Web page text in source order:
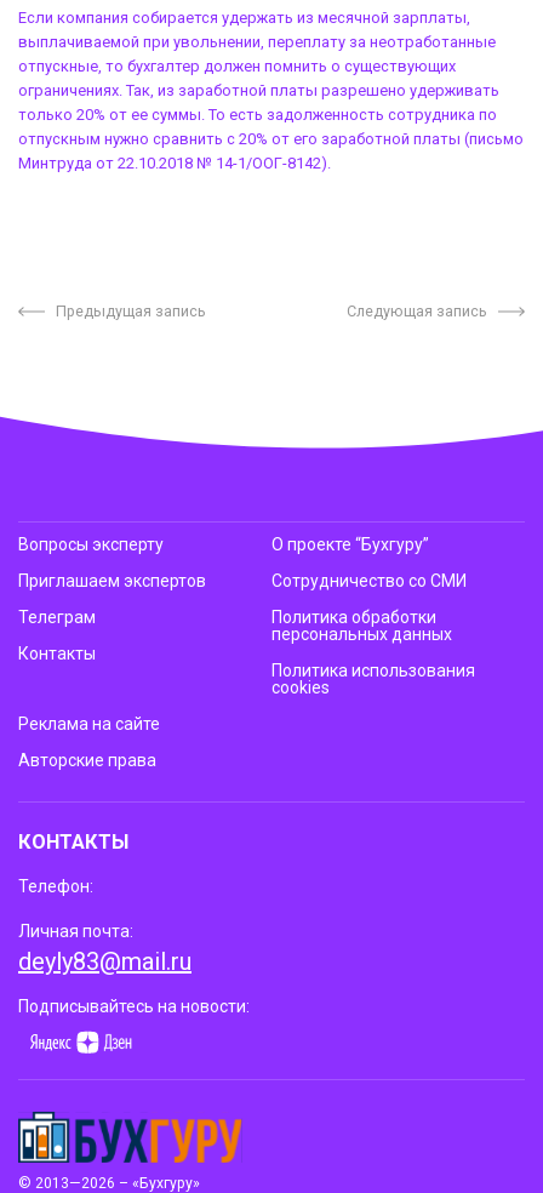
Если компания собирается удержать из месячной зарплаты,
выплачиваемой при увольнении, переплату за неотработанные
отпускные, то бухгалтер должен помнить о существующих
ограничениях. Так, из заработной платы разрешено удерживать
только 20% от ее суммы. То есть задолженность сотрудника по
отпускным нужно сравнить с 20% от его заработной платы (письмо
Минтруда от 22.10.2018 № 14-1/ООГ-8142).
Предыдущая запись Следующая запись
© 2013—2026 – «Бухгуру»
Вопросы эксперту
Приглашаем экспертов
Телеграм
Контакты
О проекте “Бухгуру”
Сотрудничество со СМИ
Политика обработки
персональных данных
Политика использования
cookies
Реклама на сайте
Авторские права
КОНТАКТЫ
Телефон:
Личная почта:
deyly83@mail.ru
Подписывайтесь на новости: